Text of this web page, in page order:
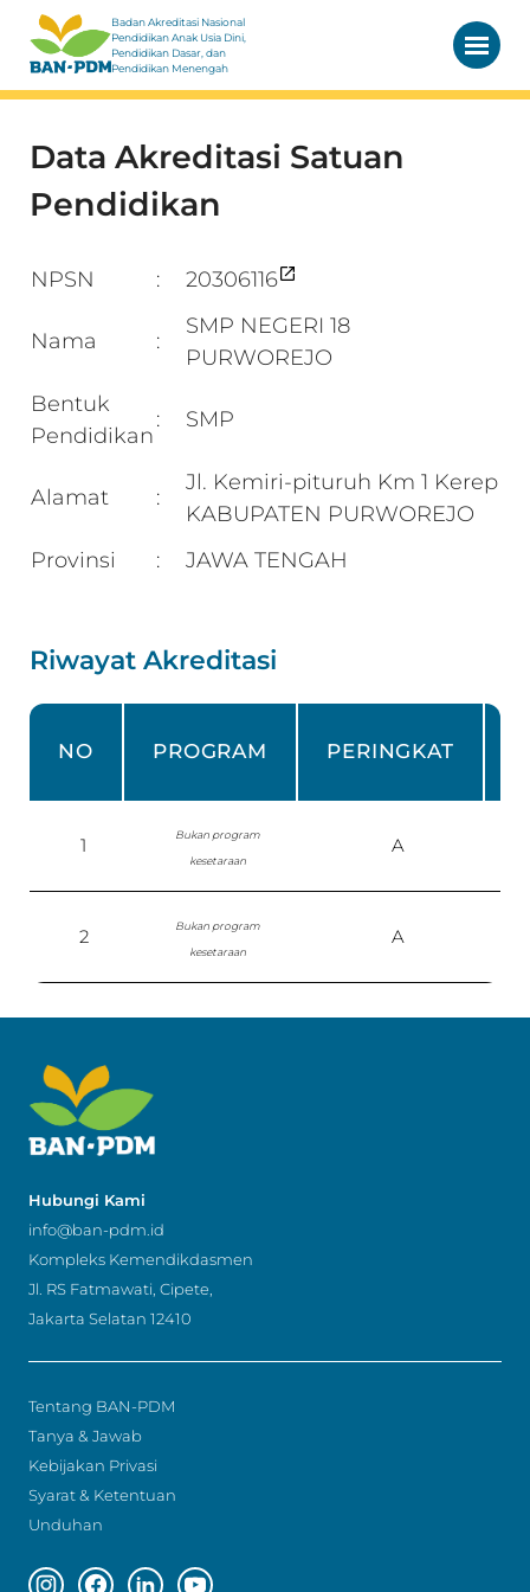
Badan Akreditasi Nasional
Pendidikan Anak Usia Dini,
Pendidikan Dasar, dan
Pendidikan Menengah
Data Akreditasi Satuan
Pendidikan
NPSN : 20306116
Nama :
SMP NEGERI 18
PURWOREJO
Bentuk
Pendidikan
: SMP
Alamat :
Jl. Kemiri-pituruh Km 1 Kerep
KABUPATEN PURWOREJO
Provinsi
: JAWA TENGAH
Riwayat Akreditasi
NO PROGRAM PERINGKAT
1
Bukan program
kesetaraan
A
2
Bukan program
kesetaraan
A
Hubungi Kami
info@ban-pdm.id
Kompleks Kemendikdasmen
Jl. RS Fatmawati, Cipete,
Jakarta Selatan 12410
Tentang BAN-PDM
Tanya & Jawab
Kebijakan Privasi
Syarat & Ketentuan
Unduhan